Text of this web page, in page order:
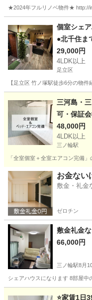
谷線シェ
ェアハウス
★2024年フルリノベ物件★ http://
竹ノ塚駅
個室シェ
●北千住ま
7分●銀座
ェアハウ
ェアハウ
29,000円
4LDK以上
足立区
【足立区 竹ノ塚駅徒歩6分の物
シェアハウ
三河島・
可・保証
ウス （※
48,000円
4LDK以上
三ノ輪駅
「全室個室＋全室エアコン完備
荒川区 三ノ輪駅
お金ない
敷金・礼金
ゼロチン
敷金礼金
66,000円
三ノ輪駅8月
シェアハウスになります 8部屋
三ノ輪駅
⭐️家賃1日